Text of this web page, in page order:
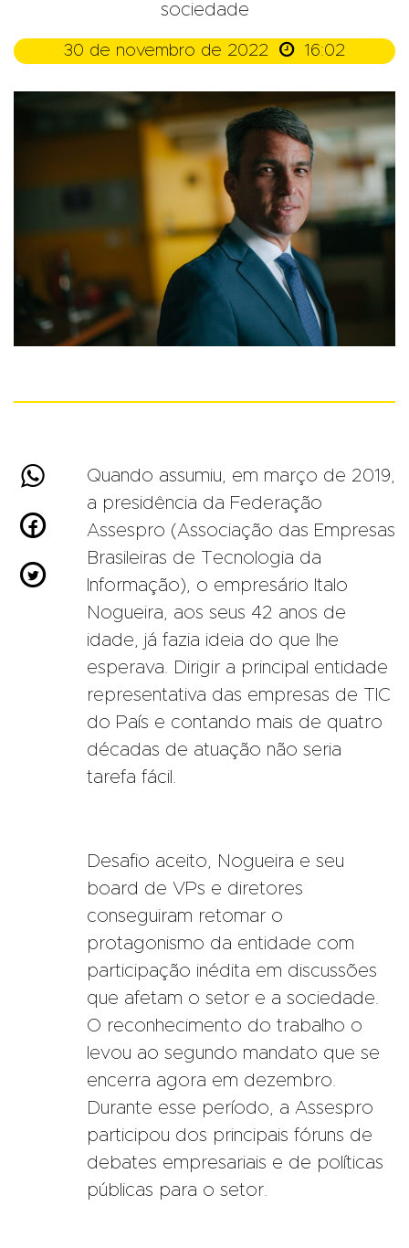
sociedade
30 de novembro de 2022  16:02



Quando assumiu, em março de 2019,
a presidência da Federação
Assespro (Associação das Empresas
Brasileiras de Tecnologia da
Informação), o empresário Italo
Nogueira, aos seus 42 anos de
idade, já fazia ideia do que lhe
esperava. Dirigir a principal entidade
representativa das empresas de TIC
do País e contando mais de quatro
décadas de atuação não seria
tarefa fácil.
Desafio aceito, Nogueira e seu
board de VPs e diretores
conseguiram retomar o
protagonismo da entidade com
participação inédita em discussões
que afetam o setor e a sociedade.
O reconhecimento do trabalho o
levou ao segundo mandato que se
encerra agora em dezembro.
Durante esse período, a Assespro
participou dos principais fóruns de
debates empresariais e de políticas
públicas para o setor.